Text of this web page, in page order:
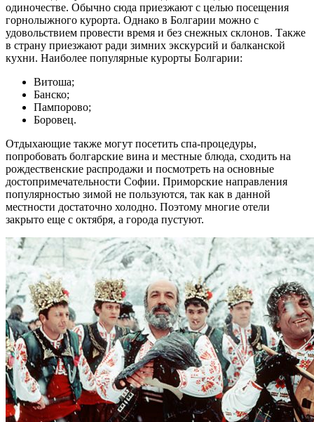
одиночестве. Обычно сюда приезжают с целью посещения
горнолыжного курорта. Однако в Болгарии можно с
удовольствием провести время и без снежных склонов. Также
в страну приезжают ради зимних экскурсий и балканской
кухни. Наиболее популярные курорты Болгарии:
Витоша;
Банско;
Пампорово;
Боровец.
Отдыхающие также могут посетить спа-процедуры,
попробовать болгарские вина и местные блюда, сходить на
рождественские распродажи и посмотреть на основные
достопримечательности Софии. Приморские направления
популярностью зимой не пользуются, так как в данной
местности достаточно холодно. Поэтому многие отели
закрыто еще с октября, а города пустуют.